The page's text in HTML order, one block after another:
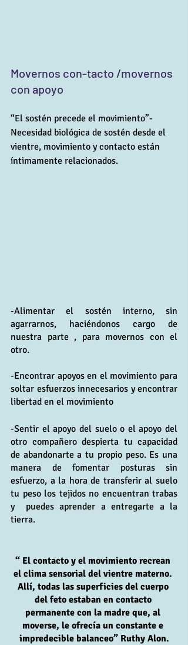
Movernos con-tacto /movernos
con apoyo
“El sostén precede el movimiento”-
Necesidad biológica de sostén desde el
vientre, movimiento y contacto están
íntimamente relacionados.
-Alimentar el sostén interno, sin
agarrarnos, haciéndonos cargo de
nuestra parte , para movernos con el
otro.
-Encontrar apoyos en el movimiento para
soltar esfuerzos innecesarios y encontrar
libertad en el movimiento
-Sentir el apoyo del suelo o el apoyo del
otro compañero despierta tu capacidad
de abandonarte a tu propio peso. Es una
manera de fomentar posturas sin
esfuerzo, a la hora de transferir al suelo
tu peso los tejidos no encuentran trabas
y  puedes aprender a entregarte a la
tierra.
“ El contacto y el movimiento recrean
el clima sensorial del vientre materno.
Allí, todas las superficies del cuerpo
del feto estaban en contacto
permanente con la madre que, al
moverse, le ofrecía un constante e
impredecible balanceo” Ruthy Alon.